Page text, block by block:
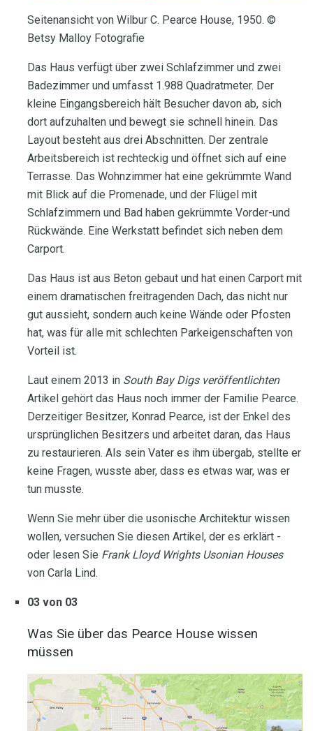
Seitenansicht von Wilbur C. Pearce House, 1950. ©
Betsy Malloy Fotografie
Das Haus verfügt über zwei Schlafzimmer und zwei
Badezimmer und umfasst 1.988 Quadratmeter. Der
kleine Eingangsbereich hält Besucher davon ab, sich
dort aufzuhalten und bewegt sie schnell hinein. Das
Layout besteht aus drei Abschnitten. Der zentrale
Arbeitsbereich ist rechteckig und öffnet sich auf eine
Terrasse. Das Wohnzimmer hat eine gekrümmte Wand
mit Blick auf die Promenade, und der Flügel mit
Schlafzimmern und Bad haben gekrümmte Vorder-und
Rückwände. Eine Werkstatt befindet sich neben dem
Carport.
Das Haus ist aus Beton gebaut und hat einen Carport mit
einem dramatischen freitragenden Dach, das nicht nur
gut aussieht, sondern auch keine Wände oder Pfosten
hat, was für alle mit schlechten Parkeigenschaften von
Vorteil ist.
Laut einem 2013 in South Bay Digs veröffentlichten
Artikel gehört das Haus noch immer der Familie Pearce.
Derzeitiger Besitzer, Konrad Pearce, ist der Enkel des
ursprünglichen Besitzers und arbeitet daran, das Haus
zu restaurieren. Als sein Vater es ihm übergab, stellte er
keine Fragen, wusste aber, dass es etwas war, was er
tun musste.
Wenn Sie mehr über die usonische Architektur wissen
wollen, versuchen Sie diesen Artikel, der es erklärt -
oder lesen Sie Frank Lloyd Wrights Usonian Houses
von Carla Lind.
03 von 03
Was Sie über das Pearce House wissen
müssen